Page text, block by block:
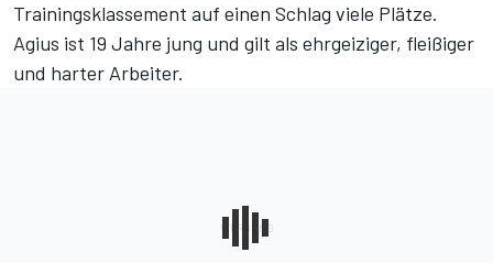
Trainingsklassement auf einen Schlag viele Plätze.
Agius ist 19 Jahre jung und gilt als ehrgeiziger, fleißiger
und harter Arbeiter.